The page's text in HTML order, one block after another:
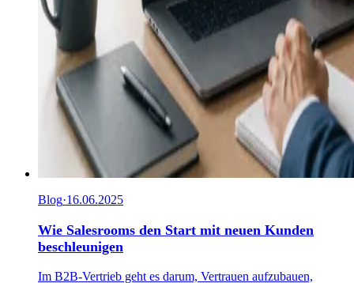
Blog·16.06.2025
Wie Salesrooms den Start mit neuen Kunden
beschleunigen
Im B2B-Vertrieb geht es darum, Vertrauen aufzubauen,